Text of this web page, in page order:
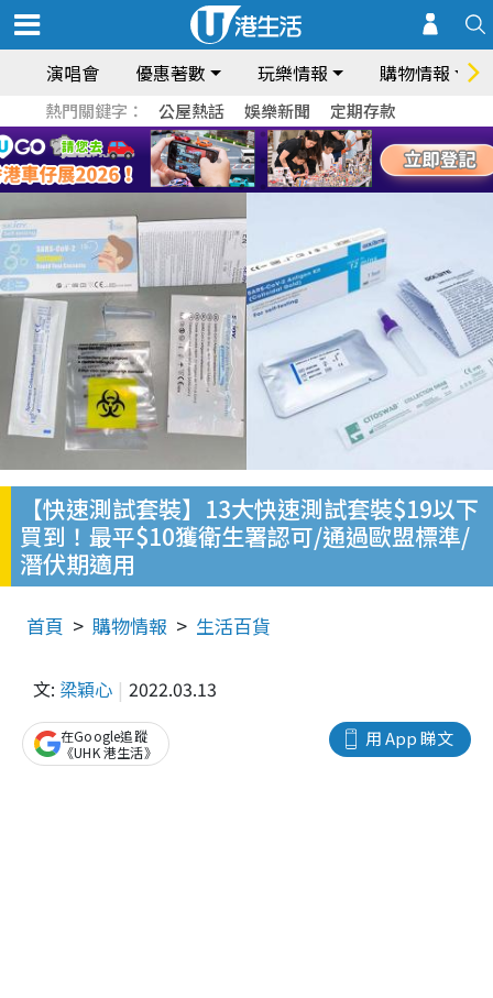
演唱會 優惠著數 玩樂情報 購物情報
熱門關鍵字： 公屋熱話 娛樂新聞 定期存款
【快速測試套裝】13大快速測試套裝$19以下
買到！最平$10獲衛生署認可/通過歐盟標準/
潛伏期適用
首頁 購物情報 生活百貨
文: 梁穎心 2022.03.13
用 App 睇文
在Google追蹤
《UHK 港生活》